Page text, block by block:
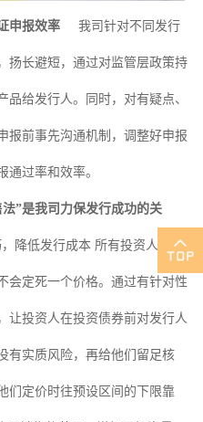
申报效率 我司针对不同发行
扬长避短，通过对监管层政策持
给发行人。同时，对有疑点、
报前事先沟通机制，调整好申报
通过率和效率。
”是我司力保发行成功的关
降低发行成本 所有投资人对债
会定死一个价格。通过有针对性
让投资人在投资债券前对发行人
有实质风险，再给他们留足核
们定价时往预设区间的下限靠